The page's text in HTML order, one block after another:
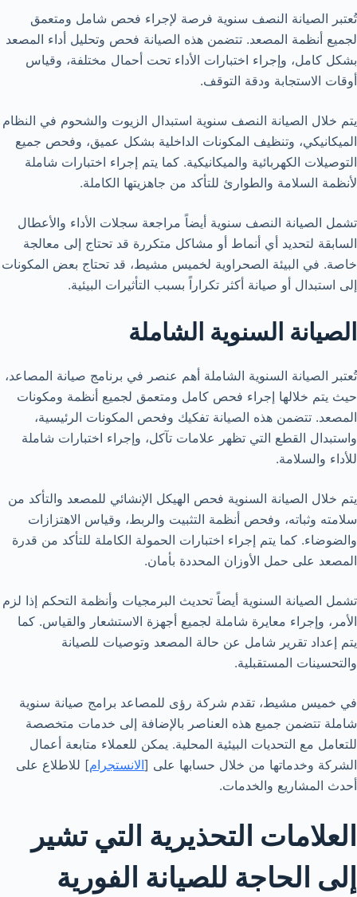
تُعتبر الصيانة النصف سنوية فرصة لإجراء فحص شامل ومتعمق
لجميع أنظمة المصعد. تتضمن هذه الصيانة فحص وتحليل أداء المصعد
بشكل كامل، وإجراء اختبارات الأداء تحت أحمال مختلفة، وقياس
أوقات الاستجابة ودقة التوقف.
يتم خلال الصيانة النصف سنوية استبدال الزيوت والشحوم في النظام
الميكانيكي، وتنظيف المكونات الداخلية بشكل عميق، وفحص جميع
التوصيلات الكهربائية والميكانيكية. كما يتم إجراء اختبارات شاملة
لأنظمة السلامة والطوارئ للتأكد من جاهزيتها الكاملة.
تشمل الصيانة النصف سنوية أيضاً مراجعة سجلات الأداء والأعطال
السابقة لتحديد أي أنماط أو مشاكل متكررة قد تحتاج إلى معالجة
خاصة. في البيئة الصحراوية لخميس مشيط، قد تحتاج بعض المكونات
إلى استبدال أو صيانة أكثر تكراراً بسبب التأثيرات البيئية.
الصيانة السنوية الشاملة
تُعتبر الصيانة السنوية الشاملة أهم عنصر في برنامج صيانة المصاعد،
حيث يتم خلالها إجراء فحص كامل ومتعمق لجميع أنظمة ومكونات
المصعد. تتضمن هذه الصيانة تفكيك وفحص المكونات الرئيسية،
واستبدال القطع التي تظهر علامات تآكل، وإجراء اختبارات شاملة
للأداء والسلامة.
يتم خلال الصيانة السنوية فحص الهيكل الإنشائي للمصعد والتأكد من
سلامته وثباته، وفحص أنظمة التثبيت والربط، وقياس الاهتزازات
والضوضاء. كما يتم إجراء اختبارات الحمولة الكاملة للتأكد من قدرة
المصعد على حمل الأوزان المحددة بأمان.
تشمل الصيانة السنوية أيضاً تحديث البرمجيات وأنظمة التحكم إذا لزم
الأمر، وإجراء معايرة شاملة لجميع أجهزة الاستشعار والقياس. كما
يتم إعداد تقرير شامل عن حالة المصعد وتوصيات للصيانة
والتحسينات المستقبلية.
في خميس مشيط، تقدم شركة رؤى للمصاعد برامج صيانة سنوية
شاملة تتضمن جميع هذه العناصر بالإضافة إلى خدمات متخصصة
للتعامل مع التحديات البيئية المحلية. يمكن للعملاء متابعة أعمال
الشركة وخدماتها من خلال حسابها على [الانستجرام] للاطلاع على
أحدث المشاريع والخدمات.
العلامات التحذيرية التي تشير
إلى الحاجة للصيانة الفورية